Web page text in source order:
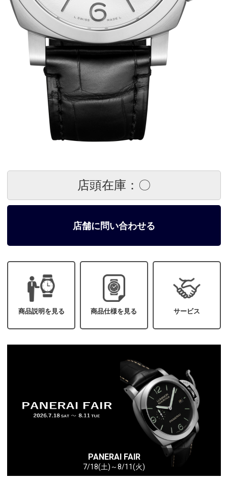
店頭在庫：〇
店舗に問い合わせる
商品説明を見る 商品仕様を見る サービス
PANERAI FAIR
7/18(土)～8/11(火)